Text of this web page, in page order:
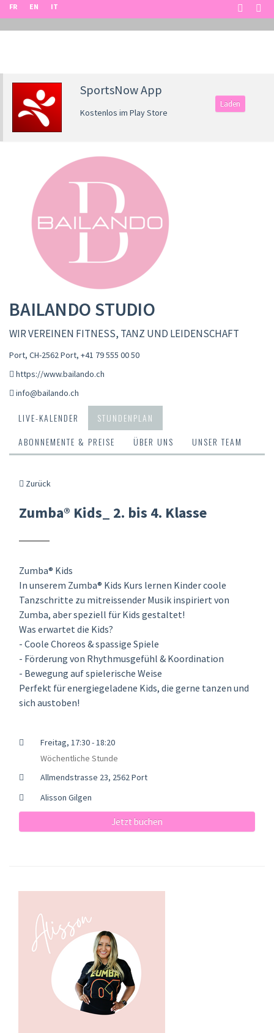
FR EN IT
SportsNow App
Kostenlos im Play Store
Laden
BAILANDO STUDIO
WIR VEREINEN FITNESS, TANZ UND LEIDENSCHAFT
Port, CH-2562 Port, +41 79 555 00 50
https://www.bailando.ch
info@bailando.ch
LIVE-KALENDER
STUNDENPLAN
ABONNEMENTE & PREISE
ÜBER UNS UNSER TEAM
Zurück
Zumba® Kids_ 2. bis 4. Klasse
Zumba® Kids
In unserem Zumba® Kids Kurs lernen Kinder coole
Tanzschritte zu mitreissender Musik inspiriert von
Zumba, aber speziell für Kids gestaltet!
Was erwartet die Kids?
- Coole Choreos & spassige Spiele
- Förderung von Rhythmusgefühl & Koordination
- Bewegung auf spielerische Weise
Perfekt für energiegeladene Kids, die gerne tanzen und
sich austoben!
Freitag, 17:30 - 18:20
Wöchentliche Stunde
Allmendstrasse 23, 2562 Port
Alisson Gilgen
Jetzt buchen